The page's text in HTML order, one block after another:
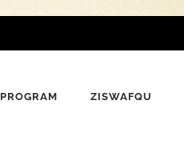
PROGRAM ZISWAFQU